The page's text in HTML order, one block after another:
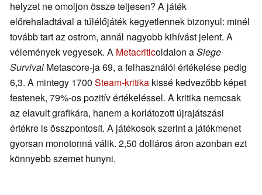
helyzet ne omoljon össze teljesen? A játék
előrehaladtával a túlélőjáték kegyetlennek bizonyul: minél
tovább tart az ostrom, annál nagyobb kihívást jelent. A
vélemények vegyesek. A Metacriticoldalon aSiege
Survival Metascore-ja 69, a felhasználói értékelése pedig
6,3. A mintegy 1700 Steam-kritika kissé kedvezőbb képet
festenek, 79%-os pozitív értékeléssel. A kritika nemcsak
az elavult grafikára, hanem a korlátozott újrajátszási
értékre is összpontosít. A játékosok szerint a játékmenet
gyorsan monotonná válik. 2,50 dolláros áron azonban ezt
könnyebb szemet hunyni.